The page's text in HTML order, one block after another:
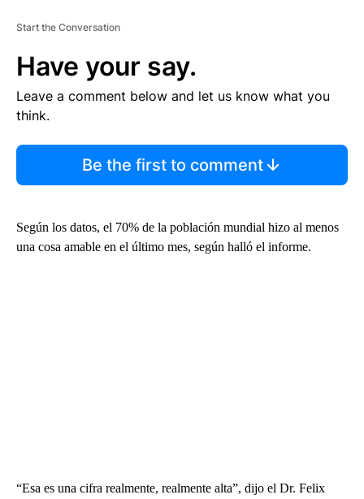
Start the Conversation
Have your say.
Leave a comment below and let us know what you
think.
Be the first to comment
Según los datos, el 70% de la población mundial hizo al menos
una cosa amable en el último mes, según halló el informe.
“Esa es una cifra realmente, realmente alta”, dijo el Dr. Felix